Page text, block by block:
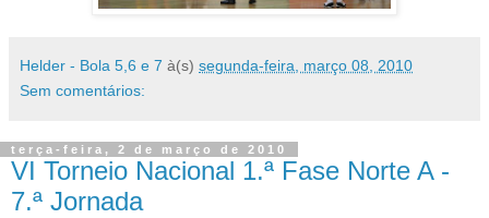
Helder - Bola 5,6 e 7 à(s) segunda-feira, março 08, 2010
Sem comentários:
terça-feira, 2 de março de 2010
VI Torneio Nacional 1.ª Fase Norte A -
7.ª Jornada